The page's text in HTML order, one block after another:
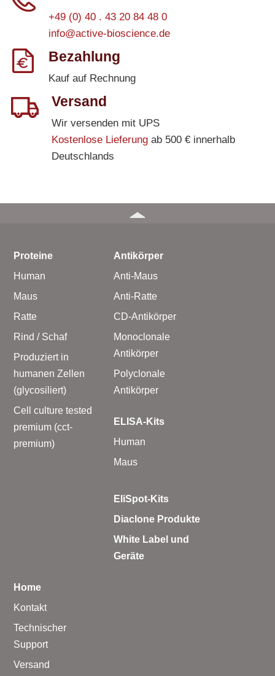
+49 (0) 40 . 43 20 84 48 0
info@active-bioscience.de
Bezahlung
Kauf auf Rechnung
Versand
Wir versenden mit UPS
Kostenlose Lieferungab 500 € innerhalb
Deutschlands
Proteine
Human
Maus
Ratte
Rind / Schaf
Produziert in
humanen Zellen
(glycosiliert)
Cell culture tested
premium (cct-
premium)
Antikörper
Anti-Maus
Anti-Ratte
CD-Antikörper
Monoclonale
Antikörper
Polyclonale
Antikörper
ELISA-Kits
Human
Maus
EliSpot-Kits
Diaclone Produkte
White Label und
Geräte
Home
Kontakt
Technischer
Support
Versand